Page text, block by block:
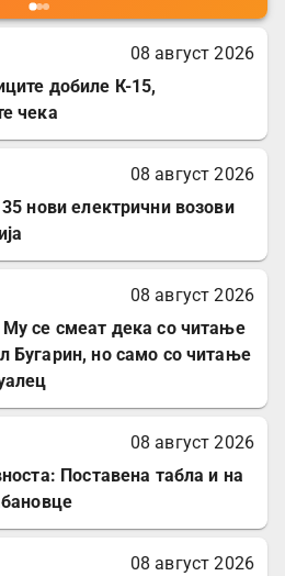
08 август 2026
добиле К-15,
чека
08 август 2026
нови електрични возови
08 август 2026
се смеат дека со читање
Бугарин, но само со читање
08 август 2026
Поставена табла и на
08 август 2026